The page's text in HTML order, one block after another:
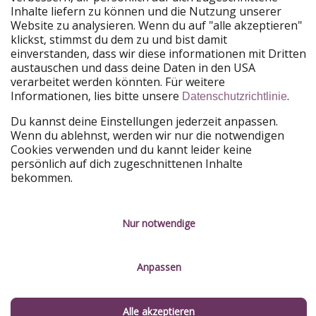
Urlaub für Alleinreisende in Scottsdale
DasMountain Shadows Resort Scottsdaleist perfekt
für Alleinreisende, die gerne Kontakte knüpfen. Es gibt
einen Pool, an dem sich alle treffen, ein Golfplatz ist an
das Hotel angeschlossen und ihr könnt an Yoga- und
Fitnesskursen teilnehmen.
Inhalte liefern zu können und die Nutzung unserer
Website zu analysieren. Wenn du auf "alle akzeptieren"
klickst, stimmst du dem zu und bist damit
einverstanden, dass wir diese informationen mit Dritten
austauschen und dass deine Daten in den USA
verarbeitet werden könnten. Für weitere
Informationen, lies bitte unsere Datenschutzrichtlinie.
Du kannst deine Einstellungen jederzeit anpassen.
Wenn du ablehnst, werden wir nur die notwendigen
Cookies verwenden und du kannt leider keine
persönlich auf dich zugeschnittenen Inhalte
bekommen.
Nur notwendige
Anpassen
Alle akzeptieren